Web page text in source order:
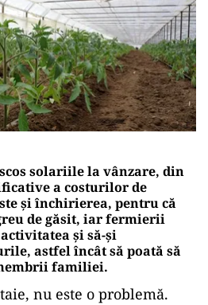
solariile la vânzare, din
a costurilor de
și închirierea, pentru că
de găsit, iar fermierii
și să-și
astfel încât să poată să
familiei.
nu este o problemă.